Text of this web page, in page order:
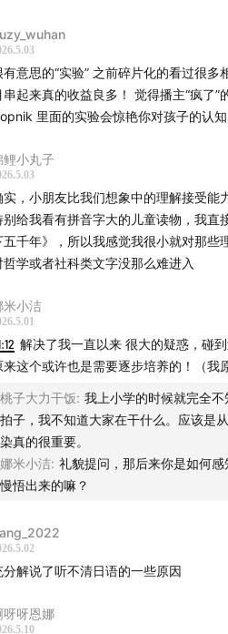
the Closet (Bud Powell) 4.
分析：
低音提琴拨奏（Quarter-note
奏与运动控制的核心。
心理学：21个月的孩子正处于走
频驱动能与她的身体运动产生神经
硬波普（Hard Bop）与社交对话
：1. Moanin’ (Art Blakey) 2.
(Lee Morgan) 4.
I Say (Ray Charles)
分析：
极度活跃。这些曲目中经典的
契合了大脑对社交性沟通的生理
习了沟通的节奏感，激活了
有意思的“实验” 之前碎片化的看过很多
串起来真的收益良多！ 觉得播主“疯了
里面的实验会惊艳你对孩子的认知
鲤小丸子
实，小朋友比我们想象中的理解接受能
别给我看有拼音字大的儿童读物，我直
五千年》，所以我感觉我很小就对那些
哲学或者社科类文字没那么难进入
米小洁
解决了我一直以来 很大的疑惑，碰
来这个或许也是需要逐步培养的！（我
桃子大力干饭: 我上小学的时候就完全
拍子，我不知道大家在干什么。应该是
染真的很重要。
娜米小洁: 礼貌提问，那后来你是如何
慢悟出来的嘛？
分解说了听不清日语的一些原因
呀呀恩娜